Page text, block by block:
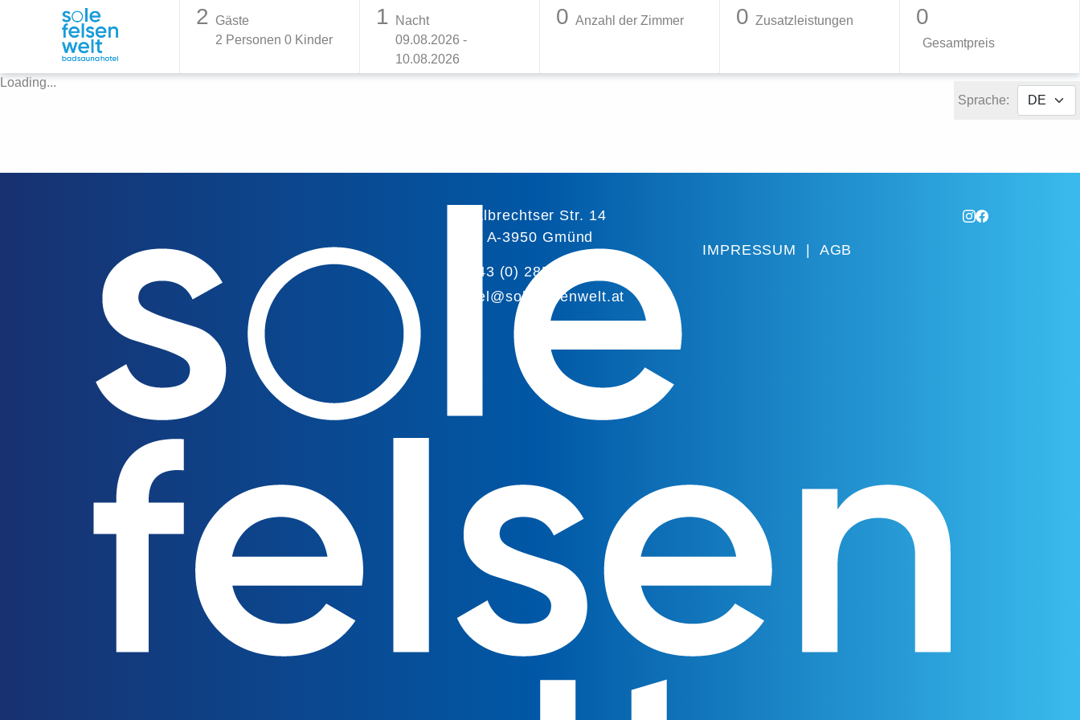
2
Gäste
2 Personen 0 Kinder
1
Nacht
09.08.2026 -
10.08.2026
0 Anzahl der Zimmer 0 Zusatzleistungen 0
Gesamtpreis
Sprache:
Loading...
Albrechtser Str. 14
A-3950 Gmünd
+43 (0) 2852/20 203
hotel@solefelsenwelt.at
IMPRESSUM AGB